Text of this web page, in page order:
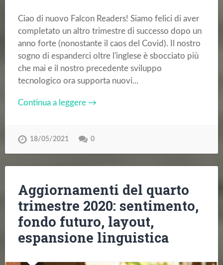
Ciao di nuovo Falcon Readers! Siamo felici di aver
completato un altro trimestre di successo dopo un
anno forte (nonostante il caos del Covid). Il nostro
sogno di espanderci oltre l'inglese è sbocciato più
che mai e il nostro precedente sviluppo
tecnologico ora supporta nuovi...
Continua a leggere →
18/05/2021 0
Aggiornamenti del quarto
trimestre 2020: sentimento,
fondo futuro, layout,
espansione linguistica